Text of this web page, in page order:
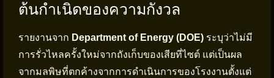
ต้นกำเนิดของความกังวล
รายงานจาก Department of Energy (DOE) ระบุว่าไม่มี
การรั่วไหลครั้งใหม่จากถังเก็บของเสียที่ไซต์ แต่เป็นผล
จากมลพิษที่ตกค้างจากการดำเนินการของโรงงานตั้งแต่